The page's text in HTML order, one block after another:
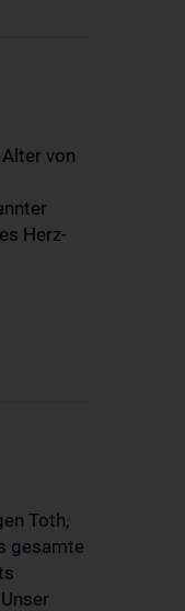
von
Herz-
Toth,
gesamte